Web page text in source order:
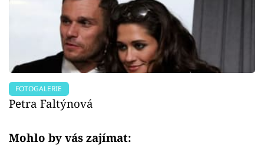
FOTOGALERIE
Petra Faltýnová
Mohlo by vás zajímat: